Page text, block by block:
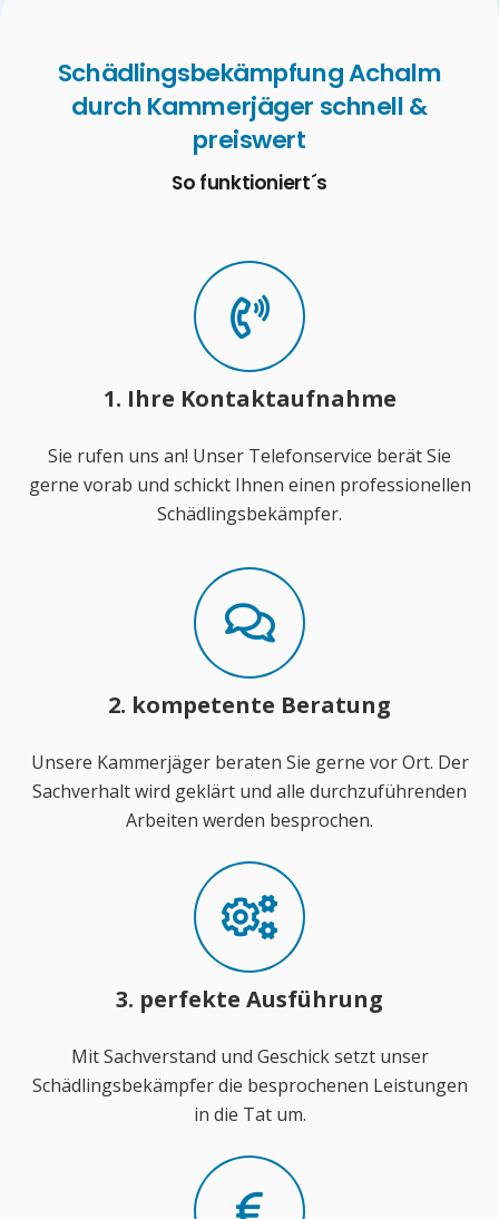
Schädlingsbekämpfung Achalm
durch Kammerjäger schnell &
preiswert
So funktioniert´s
1. Ihre Kontaktaufnahme
Sie rufen uns an! Unser Telefonservice berät Sie
gerne vorab und schickt Ihnen einen professionellen
Schädlingsbekämpfer.
2. kompetente Beratung
Unsere Kammerjäger beraten Sie gerne vor Ort. Der
Sachverhalt wird geklärt und alle durchzuführenden
Arbeiten werden besprochen.
3. perfekte Ausführung
Mit Sachverstand und Geschick setzt unser
Schädlingsbekämpfer die besprochenen Leistungen
in die Tat um.